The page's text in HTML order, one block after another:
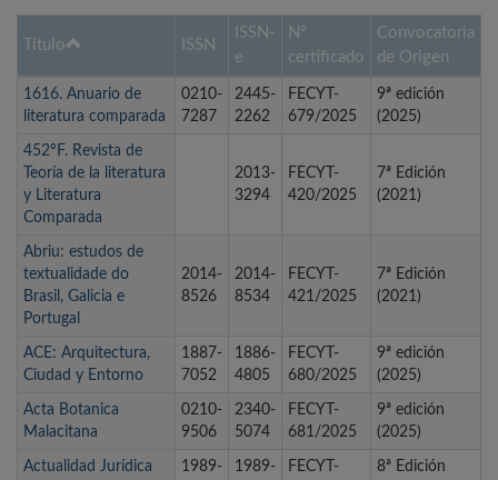
Título ISSN
ISSN-
e
Nº
certificado
Convocatoria
de Origen
1616. Anuario de
literatura comparada
0210-
7287
2445-
2262
FECYT-
679/2025
9ª edición
(2025)
452ºF. Revista de
Teoría de la literatura
y Literatura
Comparada
2013-
3294
FECYT-
420/2025
7ª Edición
(2021)
Abriu: estudos de
textualidade do
Brasil, Galicia e
Portugal
2014-
8526
2014-
8534
FECYT-
421/2025
7ª Edición
(2021)
ACE: Arquitectura,
Ciudad y Entorno
1887-
7052
1886-
4805
FECYT-
680/2025
9ª edición
(2025)
Acta Botanica
Malacitana
0210-
9506
2340-
5074
FECYT-
681/2025
9ª edición
(2025)
Actualidad Jurídica
1989-
1989-
FECYT-
8ª Edición